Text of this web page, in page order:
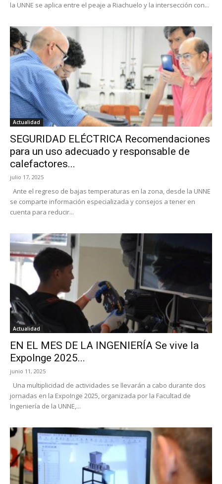
la UNNE se aplica entre el peaje a Riachuelo y la intersección con...
Actualidad
SEGURIDAD ELÉCTRICA Recomendaciones
para un uso adecuado y responsable de
calefactores...
julio 17, 2025
Ante el regreso de bajas temperaturas en la zona, desde la UNNE
se comparte información especializada y consejos a tener en
cuenta para reducir...
Actualidad
EN EL MES DE LA INGENIERÍA Se vive la
ExpoInge 2025...
junio 11, 2025
Una multiplicidad de actividades se llevarán a cabo durante dos
jornadas en la ExpoInge 2025, organizada por la Facultad de
Ingeniería de la UNNE,...